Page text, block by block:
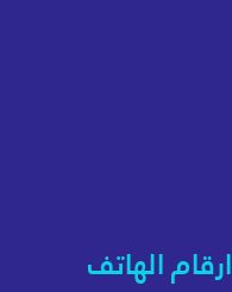
ارقام الهاتف